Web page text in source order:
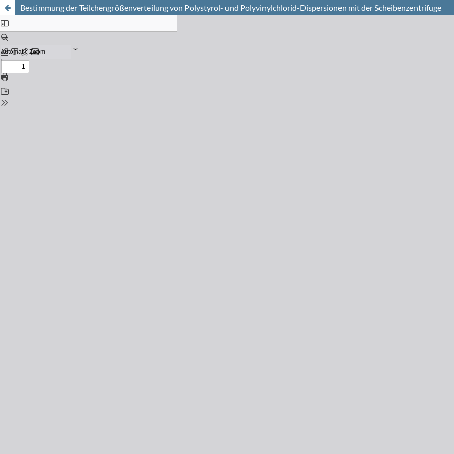
Bestimmung der Teilchengrößenverteilung von Polystyrol- und Polyvinylchlorid-Dispersionen mit der Scheibenzentrifuge